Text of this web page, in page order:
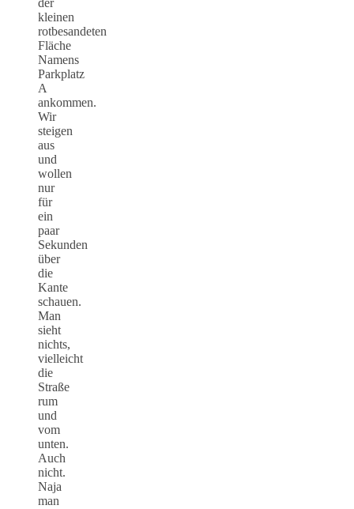
der
kleinen
rotbesandeten
Fläche
Namens
Parkplatz
A
ankommen.
Wir
steigen
aus
und
wollen
nur
für
ein
paar
Sekunden
über
die
Kante
schauen.
Man
sieht
nichts,
vielleicht
die
Straße
rum
und
vom
unten.
Auch
nicht.
Naja
man